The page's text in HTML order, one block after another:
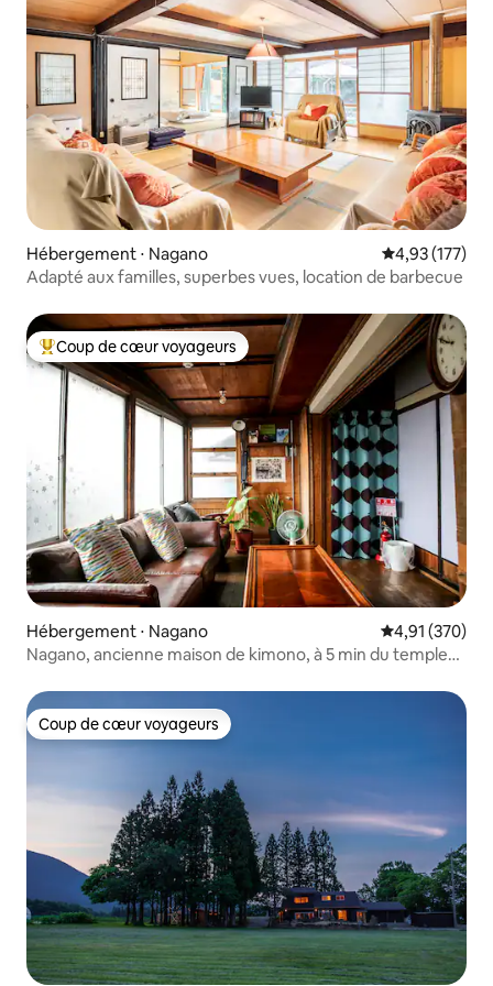
Hébergement ⋅ Nagano Évaluation
4,93 (177)
Adapté aux familles, superbes vues, location de barbecue
Coups de cœur voyageurs les plus appréciés
Coup de cœur voyageurs
Hébergement ⋅ Nagano Évaluation
4,91 (370)
Nagano, ancienne maison de kimono, à 5 min du temple
Coup de cœur voyageurs
Coup de cœur voyageurs